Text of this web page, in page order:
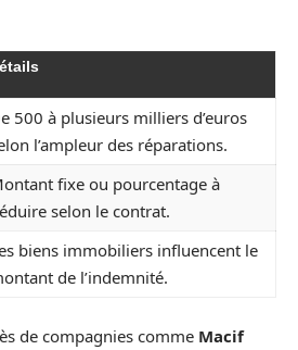
500 à plusieurs milliers d’euros
l’ampleur des réparations.
fixe ou pourcentage à
selon le contrat.
biens immobiliers influencent le
de l’indemnité.
de compagnies comme Macif